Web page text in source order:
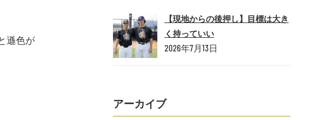
遜色が
【現地からの後押し】目標は大き
く持っていい
2026年7月13日
アーカイブ